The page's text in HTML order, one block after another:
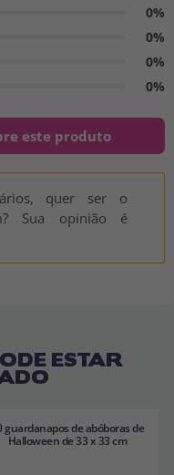
0%
0%
0%
0%
este produto
quer ser o
Sua opinião é
ESTAR
guardanapos de abóboras de
Halloween de 33 x 33 cm